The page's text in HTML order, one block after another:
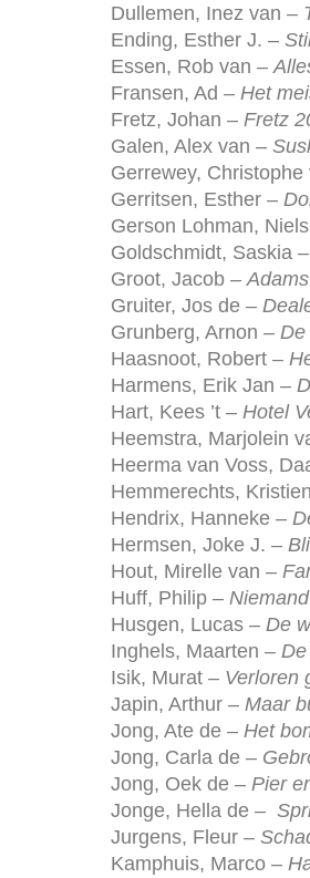
Dullemen, Inez van –
Ending, Esther J. –
Essen, Rob van –
Fransen, Ad – Het
Fretz, Johan – Fretz
Galen, Alex van –
Gerrewey, Christophe
Gerritsen, Esther –
Gerson Lohman,
Goldschmidt, Saskia –
Groot, Jacob –
Gruiter, Jos de –
Grunberg, Arnon – De
Haasnoot, Robert –
Harmens, Erik Jan –
Hart, Kees ’t – Hotel
Heemstra, Marjolein
Heerma van Voss,
Hemmerechts,
Hendrix, Hanneke –
Hermsen, Joke J. –
Hout, Mirelle van –
Huff, Philip –
Husgen, Lucas – De
Inghels, Maarten –
Isik, Murat – Verloren
Japin, Arthur – Maar
Jong, Ate de – Het
Jong, Carla de –
Jong, Oek de – Pier
Jonge, Hella de –
Jurgens, Fleur –
Kamphuis, Marco –